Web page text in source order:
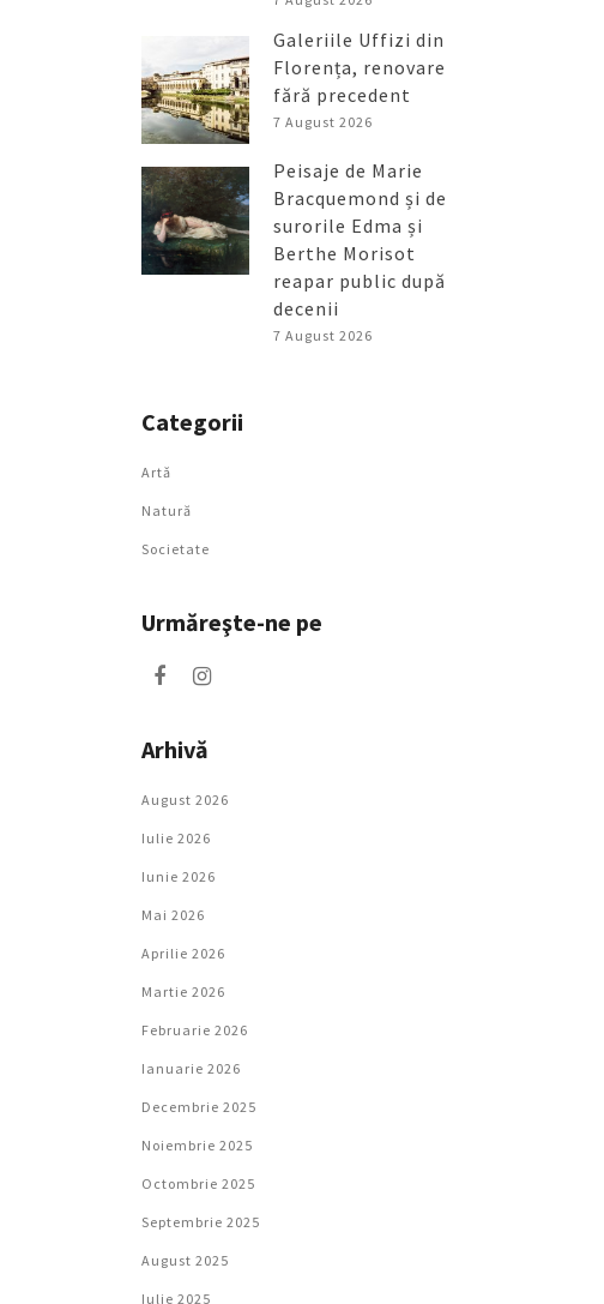
Galeriile Uffizi din
Florența, renovare
fără precedent
7 August 2026
Peisaje de Marie
Bracquemond și de
surorile Edma și
Berthe Morisot
reapar public după
decenii
7 August 2026
Categorii
Artǎ
Natură
Societate
Urmăreşte-ne pe
Arhivă
August 2026
Iulie 2026
Iunie 2026
Mai 2026
Aprilie 2026
Martie 2026
Februarie 2026
Ianuarie 2026
Decembrie 2025
Noiembrie 2025
Octombrie 2025
Septembrie 2025
August 2025
Iulie 2025